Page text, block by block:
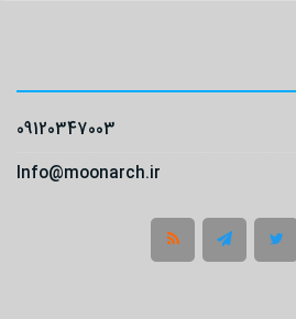
09120347003
Info@moonarch.ir